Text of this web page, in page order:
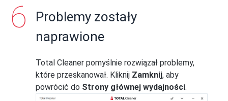
Problemy zostały
naprawione
Total Cleaner pomyślnie rozwiązał problemy,
które przeskanował. Kliknij Zamknij, aby
powrócić do Strony głównej wydajności.